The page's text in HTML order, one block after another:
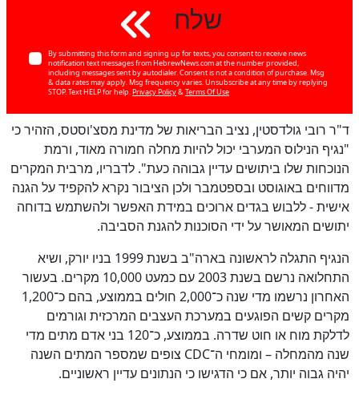
שלח
By submitting this form and signing up for texts, you consent to receive news
notification text messages from HebrewNews.com at the number provided,
including messages sent by autodialer. Consent is not a condition of purchase. Msg
& data rates may apply. Msg frequency varies. Unsubscribe at any time by replying
STOP. Text HELP for help. Privacy Policy& Terms Of Use
ד"ר רובי גולדסטין, נציב הבריאות של מדינת מסצ'וסטס, הזהיר כי
"נגיף הנילוס המערבי יכול להיות מחלה חמורה מאוד, ורמת
הנוכחות שלו ביתושים עדיין גבוהה כעת". לדבריו, מרבית המקרים
מדווחים באוגוסט ובספטמבר ולכן הציבור נקרא להקפיד על הגנה
אישית - ללבוש בגדים ארוכים במידת האפשר ולהשתמש בדוחה
יתושים המאושר על ידי הסוכנות להגנת הסביבה.
הנגיף התגלה לראשונה בארה"ב בשנת 1999 בניו יורק, ושיא
התחלואה נרשם בשנת 2003 עם כמעט 10,000 מקרים. בעשור
האחרון נרשמו מדי שנה כ־2,000 חולים בממוצע, בהם כ־1,200
מקרים קשים הפוגעים במערכת העצבים המרכזית וגורמים
לדלקת מוח או חוט שדרה. בממוצע, כ־120 בני אדם מתים מדי
שנה מהמחלה – ומומחי ה־CDC צופים שמספר המתים השנה
יהיה גבוה יותר, אם כי הדגישו כי הנתונים עדיין ראשוניים.
100% כן